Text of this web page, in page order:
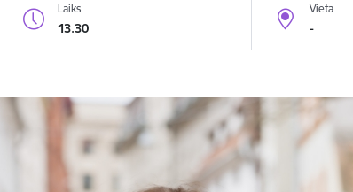
Laiks
13.30
Vieta
-